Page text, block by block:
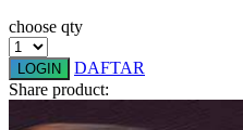
Squishmallows
Starbooks
choose qty
LOGIN
DAFTAR
Share product: